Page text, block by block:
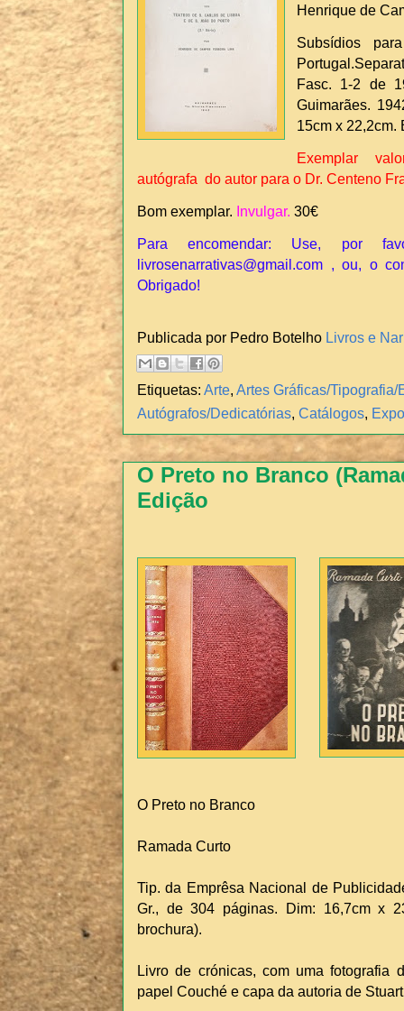
Henrique de
Subsídios
Fasc. 1-2 de
Guimarães.
15cm x 22,2cm.
Exemplar
autógrafa do autor para o Dr. Centeno
Bom exemplar. Invulgar. 30€
Para encomendar: Use, por
livrosenarrativas@gmail.com , ou, o
Obrigado!
Publicada por Pedro Botelho Livros e
Etiquetas: Arte, Artes Gráficas/Tipografia/
Autógrafos/Dedicatórias, Catálogos,
O Preto no Branco
Edição
O Preto no Branco
Ramada Curto
Tip. da Emprêsa Nacional de
Gr., de 304 páginas. Dim: 16,7cm x
brochura).
Livro de crónicas, com uma fotografia
papel Couché e capa da autoria de